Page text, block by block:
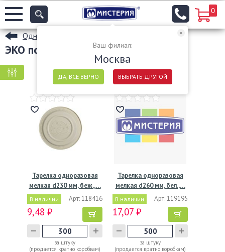
Ваш филиал:
Москва
ДА, ВСЕ ВЕРНО ВЫБРАТЬ ДРУГОЙ
0
Одноразовые тарелки
ЭКО посуда
Тарелка одноразовая
мелкая d230 мм, беж.,…
В наличии Арт: 118416
9,48 ₽
за штуку
(продается кратно коробкам)
Тарелка одноразовая
мелкая d260 мм, бел.,…
В наличии Арт: 119195
17,07 ₽
за штуку
(продается кратно коробкам)